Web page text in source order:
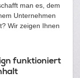
man es, dem
Unternehmen
Wir zeigen Ihnen
funktioniert